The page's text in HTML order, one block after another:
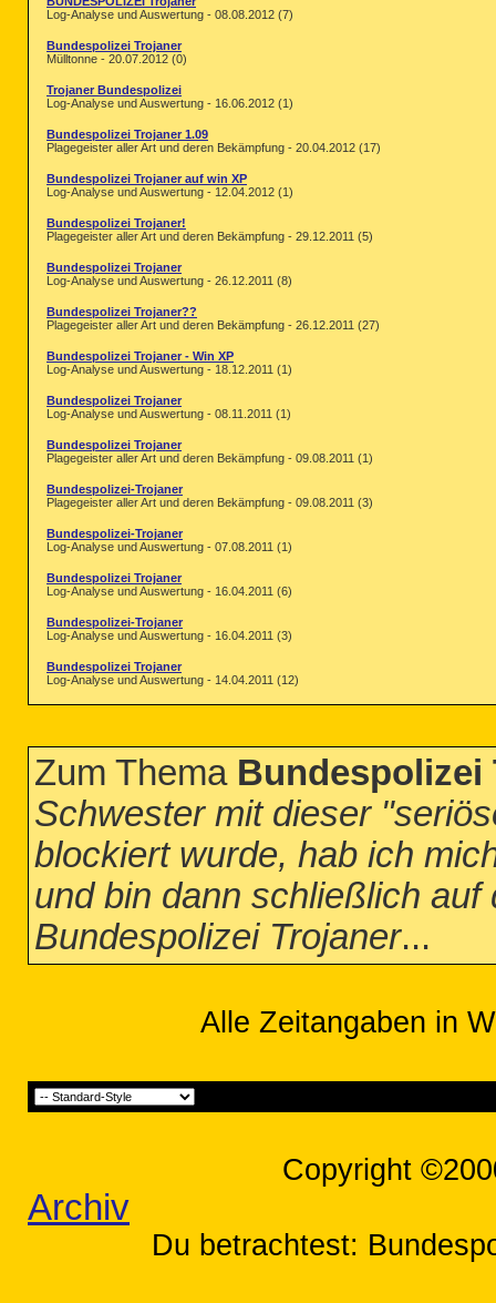
Log-Analyse und Auswertung - 08.08.2012 (7)
Bundespolizei Trojaner
Mülltonne - 20.07.2012 (0)
Trojaner Bundespolizei
Log-Analyse und Auswertung - 16.06.2012 (1)
Bundespolizei Trojaner 1.09
Plagegeister aller Art und deren Bekämpfung - 20.04.2012 (17)
Bundespolizei Trojaner auf win XP
Log-Analyse und Auswertung - 12.04.2012 (1)
Bundespolizei Trojaner!
Plagegeister aller Art und deren Bekämpfung - 29.12.2011 (5)
Bundespolizei Trojaner
Log-Analyse und Auswertung - 26.12.2011 (8)
Bundespolizei Trojaner??
Plagegeister aller Art und deren Bekämpfung - 26.12.2011 (27)
Bundespolizei Trojaner - Win XP
Log-Analyse und Auswertung - 18.12.2011 (1)
Bundespolizei Trojaner
Log-Analyse und Auswertung - 08.11.2011 (1)
Bundespolizei Trojaner
Plagegeister aller Art und deren Bekämpfung - 09.08.2011 (1)
Bundespolizei-Trojaner
Plagegeister aller Art und deren Bekämpfung - 09.08.2011 (3)
Bundespolizei-Trojaner
Log-Analyse und Auswertung - 07.08.2011 (1)
Bundespolizei Trojaner
Log-Analyse und Auswertung - 16.04.2011 (6)
Bundespolizei-Trojaner
Log-Analyse und Auswertung - 16.04.2011 (3)
Bundespolizei Trojaner
Log-Analyse und Auswertung - 14.04.2011 (12)
Zum Thema Bundespolizei
Schwester mit dieser
blockiert wurde, hab ich
und bin dann schließlich
Bundespolizei Trojaner...
Alle Zeitangaben in
Copyright
Archiv
Du betrachtest: